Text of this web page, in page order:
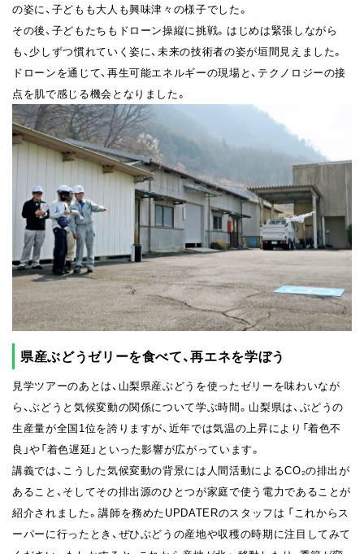
の姿に、子どもも大人も興味津々の様子でした。
その後、子どもたちもドローン操縦に挑戦。はじめは緊張しながら
も、少しずつ慣れていく姿に、未来の技術者の姿が垣間見えました。
ドローンを通じて、再生可能エネルギーの現場と、テクノロジーの接
点を肌で感じる機会となりました。
県産ぶどうゼリーを食べて、再エネを学ぼう
見学ツアーのあとは、山梨県産ぶどうを使ったゼリーを味わいなが
ら、ぶどうと気候変動の関係について学ぶ時間。山梨県は、ぶどうの
生産量が全国1位を誇りますが、近年では気温の上昇により「着色不
良」や「着色遅延」といった影響が広がっています。
講義では、こうした気候変動の背景には人間活動によるCO₂の排出が
あること、そしてその排出源のひとつが家庭で使う電力であることが
紹介されました。講師を務めたUPDATERのスタッフは 「これからス
ーパーに行ったとき、ぜひぶどうの産地や収穫の時期に注目してみて